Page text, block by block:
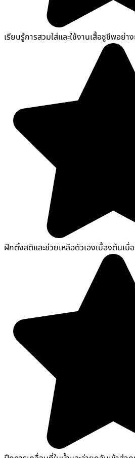
เรียนรู้การสวมใส่และใช้งานเสื้อชูชีพอย่า
ฝึกตั้งสติและช่วยเหลือตัวเองเบื้องต้นเมื่